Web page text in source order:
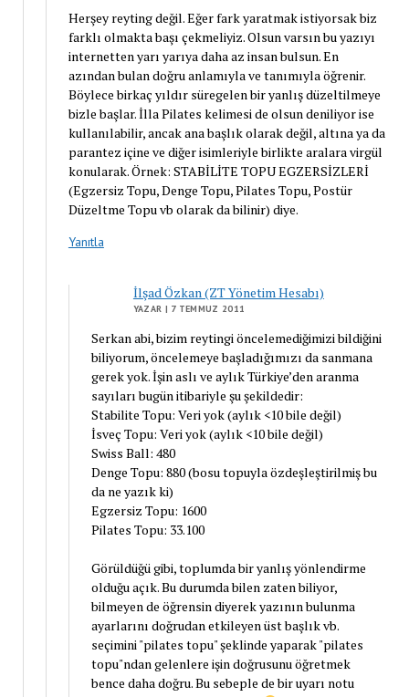
Herşey reyting değil. Eğer fark yaratmak istiyorsak biz
farklı olmakta başı çekmeliyiz. Olsun varsın bu yazıyı
internetten yarı yarıya daha az insan bulsun. En
azından bulan doğru anlamıyla ve tanımıyla öğrenir.
Böylece birkaç yıldır süregelen bir yanlış düzeltilmeye
bizle başlar. İlla Pilates kelimesi de olsun deniliyor ise
kullanılabilir, ancak ana başlık olarak değil, altına ya da
parantez içine ve diğer isimleriyle birlikte aralara virgül
konularak. Örnek: STABİLİTE TOPU EGZERSİZLERİ
(Egzersiz Topu, Denge Topu, Pilates Topu, Postür
Düzeltme Topu vb olarak da bilinir) diye.
Yanıtla
İlşad Özkan (ZT Yönetim Hesabı)
YAZAR | 7 TEMMUZ 2011
Serkan abi, bizim reytingi öncelemediğimizi bildiğini
biliyorum, öncelemeye başladığımızı da sanmana
gerek yok. İşin aslı ve aylık Türkiye’den aranma
sayıları bugün itibariyle şu şekildedir:
Stabilite Topu: Veri yok (aylık <10 bile değil)
İsveç Topu: Veri yok (aylık <10 bile değil)
Swiss Ball: 480
Denge Topu: 880 (bosu topuyla özdeşleştirilmiş bu
da ne yazık ki)
Egzersiz Topu: 1600
Pilates Topu: 33.100
Görüldüğü gibi, toplumda bir yanlış yönlendirme
olduğu açık. Bu durumda bilen zaten biliyor,
bilmeyen de öğrensin diyerek yazının bulunma
ayarlarını doğrudan etkileyen üst başlık vb.
seçimini "pilates topu" şeklinde yaparak "pilates
topu"ndan gelenlere işin doğrusunu öğretmek
bence daha doğru. Bu sebeple de bir uyarı notu